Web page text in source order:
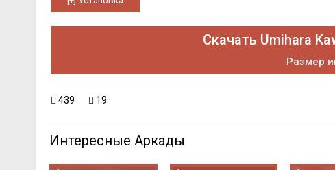
Скачать Umihara
Размер
439 19
Интересные Аркады